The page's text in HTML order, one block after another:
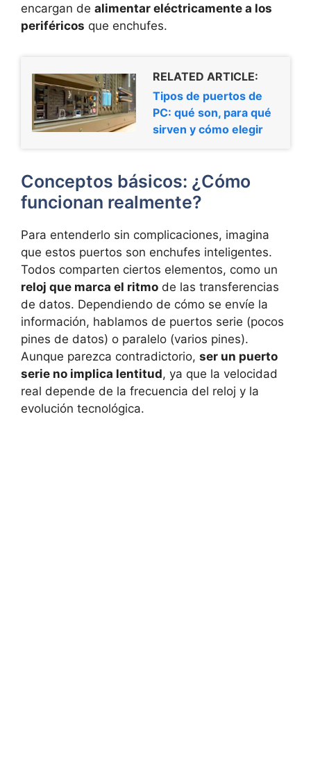
encargan de alimentar eléctricamente a los
periféricos que enchufes.
RELATED ARTICLE:
Tipos de puertos de
PC: qué son, para qué
sirven y cómo elegir
Conceptos básicos: ¿Cómo
funcionan realmente?
Para entenderlo sin complicaciones, imagina
que estos puertos son enchufes inteligentes.
Todos comparten ciertos elementos, como un
reloj que marca el ritmo de las transferencias
de datos. Dependiendo de cómo se envíe la
información, hablamos de puertos serie (pocos
pines de datos) o paralelo (varios pines).
Aunque parezca contradictorio, ser un puerto
serie no implica lentitud, ya que la velocidad
real depende de la frecuencia del reloj y la
evolución tecnológica.